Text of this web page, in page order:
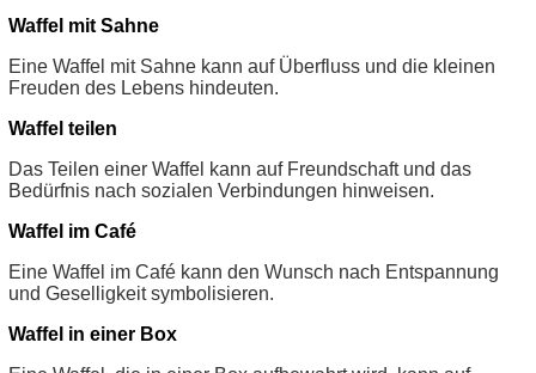
Waffel mit Sahne
Eine Waffel mit Sahne kann auf Überfluss und die kleinen
Freuden des Lebens hindeuten.
Waffel teilen
Das Teilen einer Waffel kann auf Freundschaft und das
Bedürfnis nach sozialen Verbindungen hinweisen.
Waffel im Café
Eine Waffel im Café kann den Wunsch nach Entspannung
und Geselligkeit symbolisieren.
Waffel in einer Box